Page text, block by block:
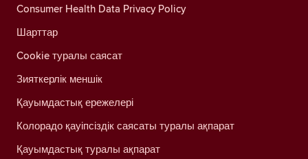
Consumer Health Data Privacy Policy
Шарттар
Cookie туралы саясат
Зияткерлік меншік
Қауымдастық ережелері
Колорадо қауіпсіздік саясаты туралы ақпарат
Қауымдастық туралы ақпарат